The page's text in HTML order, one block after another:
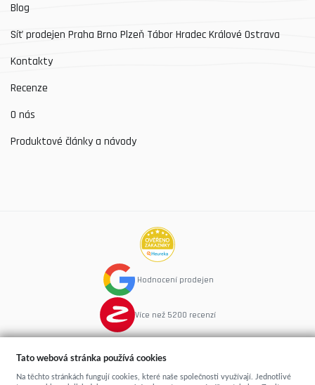
Blog
Síť prodejen Praha Brno Plzeň Tábor Hradec Králové Ostrava
Kontakty
Recenze
O nás
Produktové články a návody
Hodnocení prodejen
Více než 5200 recenzí
Tato webová stránka používá cookies
Na těchto stránkách fungují cookies, které naše společnosti využívají. Jednotlivé